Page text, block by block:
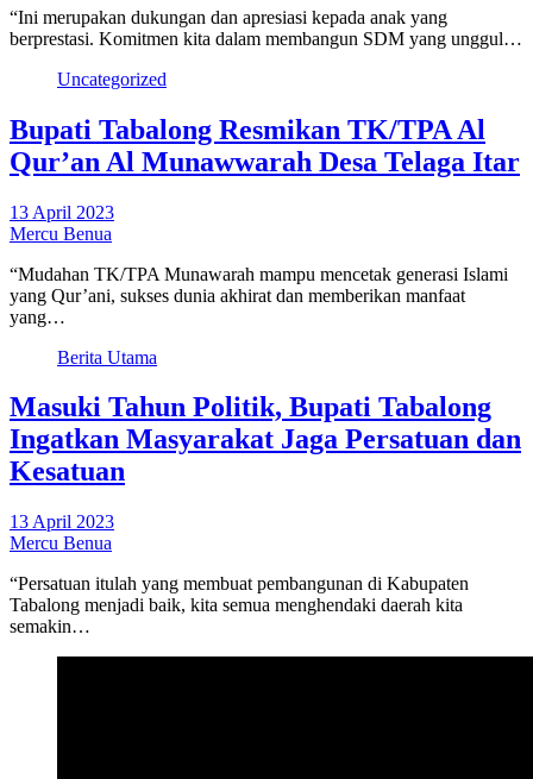
“Ini merupakan dukungan dan apresiasi kepada anak yang
berprestasi. Komitmen kita dalam membangun SDM yang unggul…
Uncategorized
Bupati Tabalong Resmikan TK/TPA Al
Qur’an Al Munawwarah Desa Telaga Itar
13 April 2023
Mercu Benua
“Mudahan TK/TPA Munawarah mampu mencetak generasi Islami
yang Qur’ani, sukses dunia akhirat dan memberikan manfaat
yang…
Berita Utama
Masuki Tahun Politik, Bupati Tabalong
Ingatkan Masyarakat Jaga Persatuan dan
Kesatuan
13 April 2023
Mercu Benua
“Persatuan itulah yang membuat pembangunan di Kabupaten
Tabalong menjadi baik, kita semua menghendaki daerah kita
semakin…